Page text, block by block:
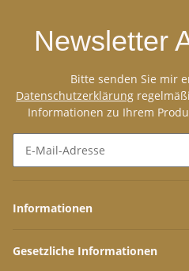
Newsletter
Bitte senden Sie mir
Datenschutzerklärung
Informationen zu Ihrem
Informationen
Gesetzliche Informationen